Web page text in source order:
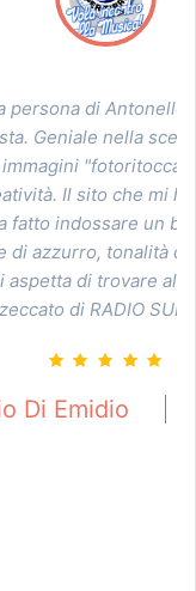
Autore un grande
grafica ed in
sapientemente e
consegnato mi
vestito fresco e
colore consone a
dello stile
TIRRENO.
Redazione
>